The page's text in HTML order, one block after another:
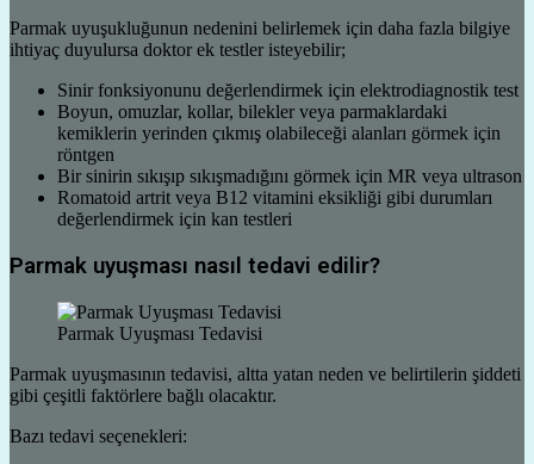
Parmak uyuşukluğunun nedenini belirlemek için daha fazla bilgiye
ihtiyaç duyulursa doktor ek testler isteyebilir;
Sinir fonksiyonunu değerlendirmek için elektrodiagnostik test
Boyun, omuzlar, kollar, bilekler veya parmaklardaki
kemiklerin yerinden çıkmış olabileceği alanları görmek için
röntgen
Bir sinirin sıkışıp sıkışmadığını görmek için MR veya ultrason
Romatoid artrit veya B12 vitamini eksikliği gibi durumları
değerlendirmek için kan testleri
Parmak uyuşması nasıl tedavi edilir?
Parmak Uyuşması Tedavisi
Parmak uyuşmasının tedavisi, altta yatan neden ve belirtilerin şiddeti
gibi çeşitli faktörlere bağlı olacaktır.
Bazı tedavi seçenekleri: